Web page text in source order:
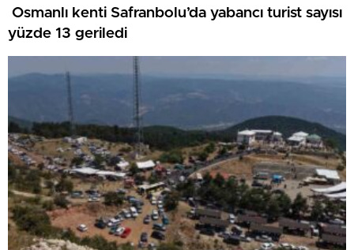
Osmanlı kenti Safranbolu’da yabancı turist sayısı
yüzde 13 geriledi